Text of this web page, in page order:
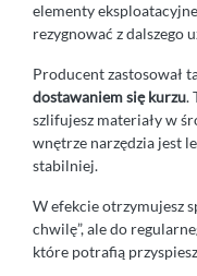
elementy
rezygnować z dalszego
Producent zastosował
dostawaniem się kurzu.
szlifujesz materiały w
wnętrze narzędzia jest
stabilniej.
W efekcie otrzymujesz
chwilę”, ale do
które potrafią